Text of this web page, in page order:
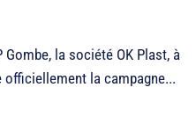
la société OK Plast, à
la campagne...